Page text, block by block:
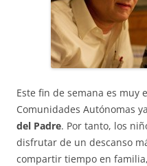
Este fin de semana es muy
Comunidades Autónomas
del Padre. Por tanto, los
disfrutar de un descanso
compartir tiempo en